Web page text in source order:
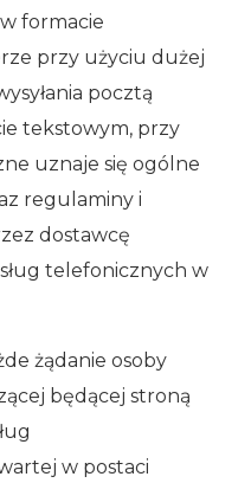
formacie
przy użyciu dużej
pocztą
tekstowym, przy
uznaje się ogólne
regulaminy i
dostawcę
telefonicznych w
żądanie osoby
będącej stroną
w postaci